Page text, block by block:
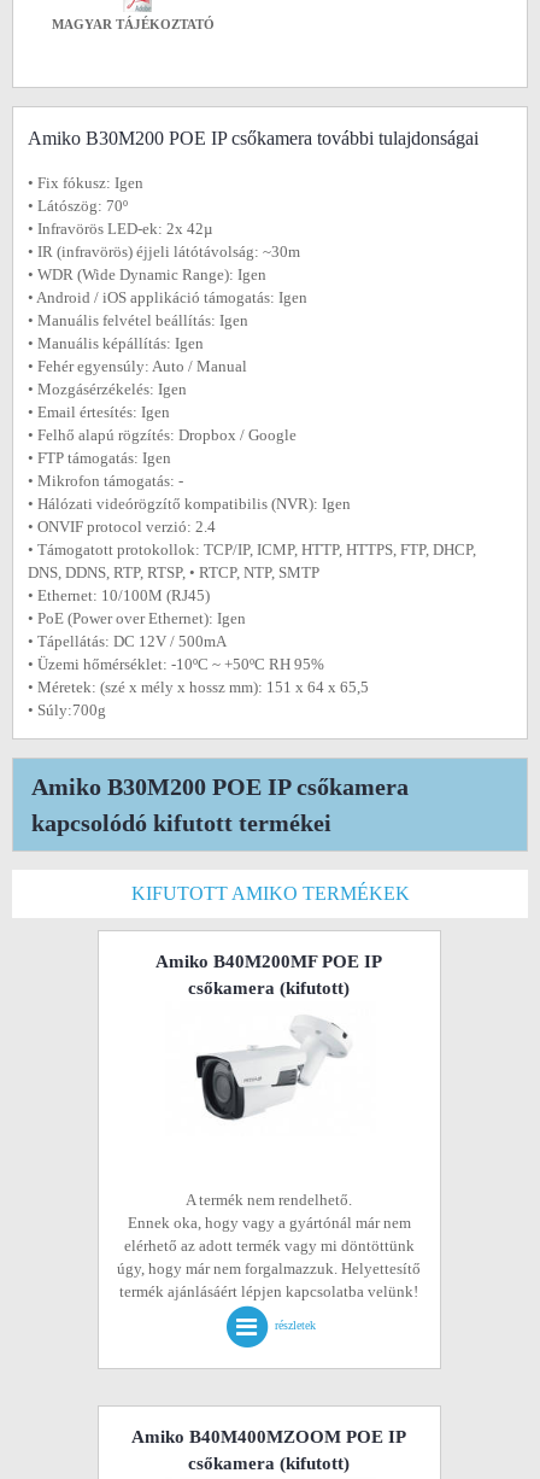
MAGYAR TÁJÉKOZTATÓ
Amiko B30M200 POE IP csőkamera további tulajdonságai
• Fix fókusz: Igen
• Látószög: 70º
• Infravörös LED-ek: 2x 42µ
• IR (infravörös) éjjeli látótávolság: ~30m
• WDR (Wide Dynamic Range): Igen
• Android / iOS applikáció támogatás: Igen
• Manuális felvétel beállítás: Igen
• Manuális képállítás: Igen
• Fehér egyensúly: Auto / Manual
• Mozgásérzékelés: Igen
• Email értesítés: Igen
• Felhő alapú rögzítés: Dropbox / Google
• FTP támogatás: Igen
• Mikrofon támogatás: -
• Hálózati videórögzítő kompatibilis (NVR): Igen
• ONVIF protocol verzió: 2.4
• Támogatott protokollok: TCP/IP, ICMP, HTTP, HTTPS, FTP, DHCP,
DNS, DDNS, RTP, RTSP, • RTCP, NTP, SMTP
• Ethernet: 10/100M (RJ45)
• PoE (Power over Ethernet): Igen
• Tápellátás: DC 12V / 500mA
• Üzemi hőmérséklet: -10ºC ~ +50ºC RH 95%
• Méretek: (szé x mély x hossz mm): 151 x 64 x 65,5
• Súly:700g
Amiko B30M200 POE IP csőkamera
kapcsolódó kifutott termékei
KIFUTOTT AMIKO TERMÉKEK
Amiko B40M200MF POE IP
csőkamera (kifutott)
A termék nem rendelhető.
Ennek oka, hogy vagy a gyártónál már nem
elérhető az adott termék vagy mi döntöttünk
úgy, hogy már nem forgalmazzuk. Helyettesítő
termék ajánlásáért lépjen kapcsolatba velünk!
részletek
Amiko B40M400MZOOM POE IP
csőkamera (kifutott)